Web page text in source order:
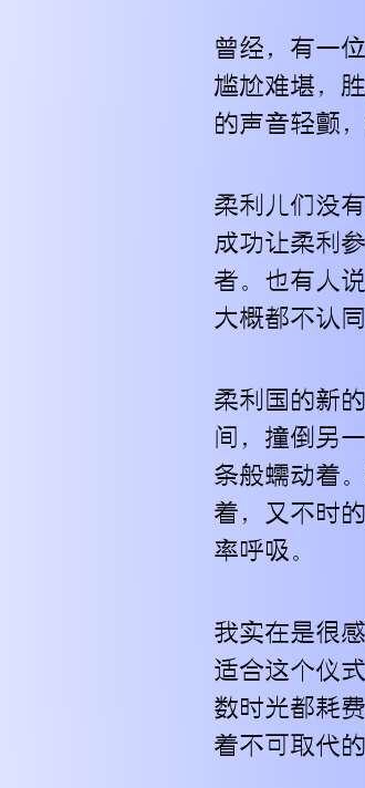
曾经，有一
尴尬难堪，
的声音轻颤
柔利儿们没
成功让柔利
者。也有人
大概都不认同
柔利国的新
间，撞倒另
条般蠕动着
着，又不时
率呼吸。
我实在是很
适合这个仪
数时光都耗
着不可取代